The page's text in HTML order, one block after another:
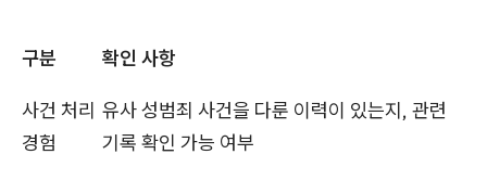
구분 확인 사항
사건 처리
경험
유사 성범죄 사건을 다룬 이력이 있는지, 관련
기록 확인 가능 여부